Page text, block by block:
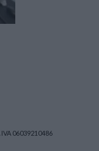
IVA 06039210486